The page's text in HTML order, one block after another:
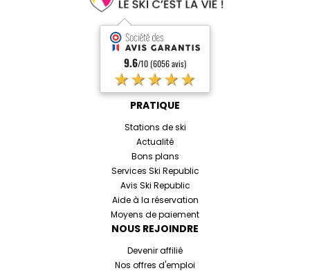
9.6/10 (6056 avis)
★★★★★
PRATIQUE
Stations de ski
Actualité
Bons plans
Services Ski Republic
Avis Ski Republic
Aide à la réservation
Moyens de paiement
NOUS REJOINDRE
Devenir affilié
Nos offres d'emploi